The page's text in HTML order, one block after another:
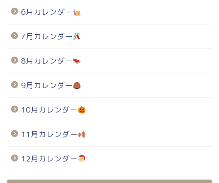
6月カレンダー
7月カレンダー
8月カレンダー
9月カレンダー
10月カレンダー
11月カレンダー
12月カレンダー